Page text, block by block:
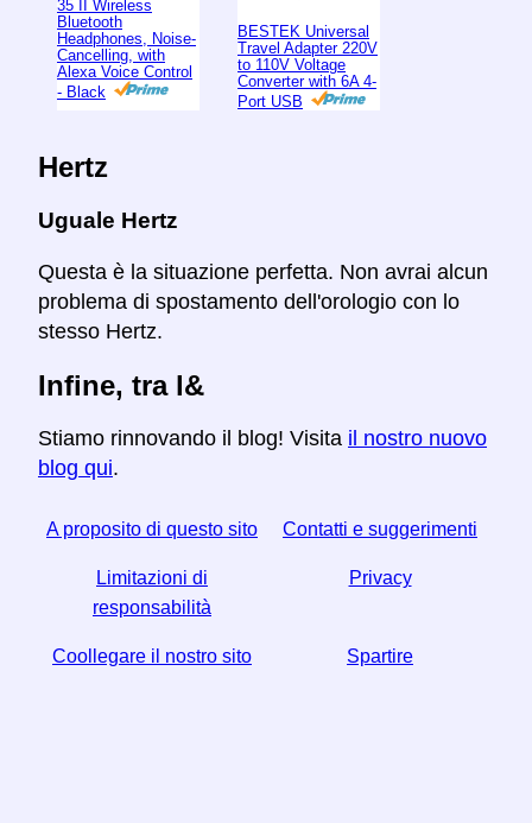
35 II Wireless
Bluetooth
Headphones, Noise-
Cancelling, with
Alexa Voice Control
- Black
BESTEK Universal
Travel Adapter 220V
to 110V Voltage
Converter with 6A 4-
Port USB
Hertz
Uguale Hertz
Questa è la situazione perfetta. Non avrai alcun
problema di spostamento dell'orologio con lo
stesso Hertz.
Infine, tra l&
Stiamo rinnovando il blog! Visita il nostro nuovo
blog qui.
A proposito di questo sito Contatti e suggerimenti
Limitazioni di
responsabilità
Privacy
Coollegare il nostro sito Spartire